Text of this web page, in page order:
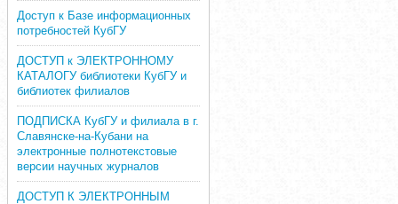
Доступ к Базе информационных
потребностей КубГУ
ДОСТУП к ЭЛЕКТРОННОМУ
КАТАЛОГУ библиотеки КубГУ и
библиотек филиалов
ПОДПИСКА КубГУ и филиала в г.
Славянске-на-Кубани на
электронные полнотекстовые
версии научных журналов
ДОСТУП К ЭЛЕКТРОННЫМ